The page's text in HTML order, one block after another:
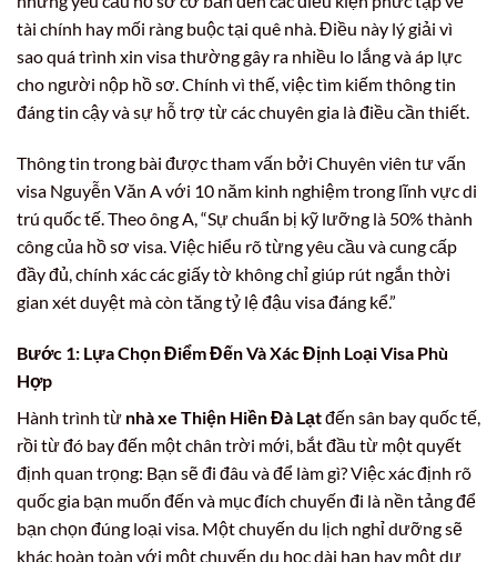
tài chính hay mối ràng buộc tại quê nhà. Điều này lý giải vì
sao quá trình xin visa thường gây ra nhiều lo lắng và áp lực
cho người nộp hồ sơ. Chính vì thế, việc tìm kiếm thông tin
đáng tin cậy và sự hỗ trợ từ các chuyên gia là điều cần thiết.
Thông tin trong bài được tham vấn bởi Chuyên viên tư vấn
visa Nguyễn Văn A với 10 năm kinh nghiệm trong lĩnh vực di
trú quốc tế. Theo ông A, “Sự chuẩn bị kỹ lưỡng là 50% thành
công của hồ sơ visa. Việc hiểu rõ từng yêu cầu và cung cấp
đầy đủ, chính xác các giấy tờ không chỉ giúp rút ngắn thời
gian xét duyệt mà còn tăng tỷ lệ đậu visa đáng kể.”
Bước 1: Lựa Chọn Điểm Đến Và Xác Định Loại Visa Phù
Hợp
Hành trình từ nhà xe Thiện Hiền Đà Lạtđến sân bay quốc tế,
rồi từ đó bay đến một chân trời mới, bắt đầu từ một quyết
định quan trọng: Bạn sẽ đi đâu và để làm gì? Việc xác định rõ
quốc gia bạn muốn đến và mục đích chuyến đi là nền tảng để
bạn chọn đúng loại visa. Một chuyến du lịch nghỉ dưỡng sẽ
khác hoàn toàn với một chuyến du học dài hạn hay một dự